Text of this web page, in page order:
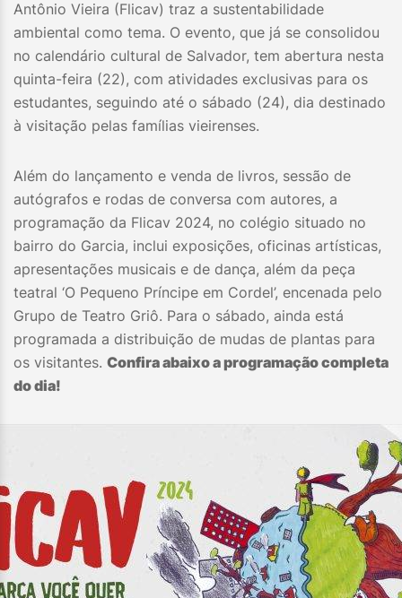
Antônio Vieira (Flicav) traz a sustentabilidade
ambiental como tema. O evento, que já se consolidou
no calendário cultural de Salvador, tem abertura nesta
quinta-feira (22), com atividades exclusivas para os
estudantes, seguindo até o sábado (24), dia destinado
à visitação pelas famílias vieirenses.
Além do lançamento e venda de livros, sessão de
autógrafos e rodas de conversa com autores, a
programação da Flicav 2024, no colégio situado no
bairro do Garcia, inclui exposições, oficinas artísticas,
apresentações musicais e de dança, além da peça
teatral ‘O Pequeno Príncipe em Cordel’, encenada pelo
Grupo de Teatro Griô. Para o sábado, ainda está
programada a distribuição de mudas de plantas para
os visitantes. Confira abaixo a programação completa
do dia!